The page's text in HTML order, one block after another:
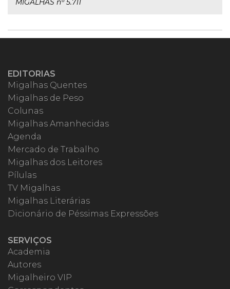
MIGALHAS nº 5.711
EDITORIAS
Migalhas Quentes
Migalhas de Peso
Colunas
Migalhas Amanhecidas
Agenda
Mercado de Trabalho
Migalhas dos Leitores
Pílulas
TV Migalhas
Migalhas Literárias
Dicionário de Péssimas Expressões
SERVIÇOS
Academia
Autores
Migalheiro VIP